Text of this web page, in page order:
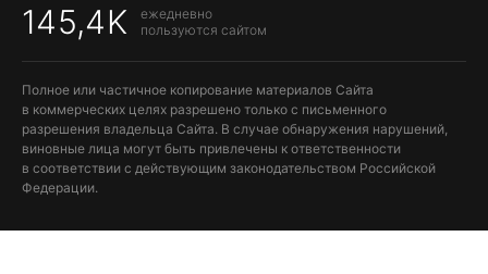
145,4K
ежедневно
пользуются сайтом
Полное или частичное копирование материалов Сайта
в коммерческих целях разрешено только с письменного
разрешения владельца Сайта. В случае обнаружения нарушений,
виновные лица могут быть привлечены к ответственности
в соответствии с действующим законодательством Российской
Федерации.